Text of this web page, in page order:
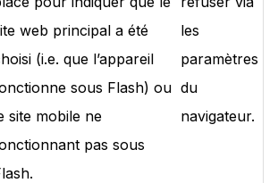
web principal a été
(i.e. que l’appareil
sous Flash) ou
site mobile ne
pas sous
les
paramètres
du
navigateur.